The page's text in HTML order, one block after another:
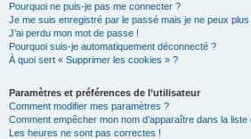
Pourquoi ne puis-je pas me connecter ?
Je me suis enregistré par le passé mais je ne peux
J’ai perdu mon mot de passe !
Pourquoi suis-je automatiquement déconnecté ?
À quoi sert « Supprimer les cookies » ?
Paramètres et préférences de l’utilisateur
Comment modifier mes paramètres ?
Comment empêcher mon nom d’apparaître dans la
Les heures ne sont pas correctes !